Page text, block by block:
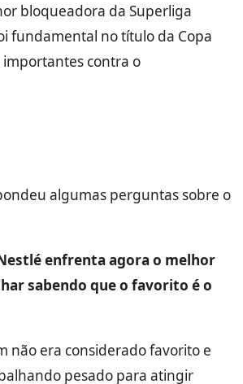
bloqueadora da Superliga
fundamental no título da Copa
importantes contra o
algumas perguntas sobre o
enfrenta agora o melhor
sabendo que o favorito é o
não era considerado favorito e
pesado para atingir